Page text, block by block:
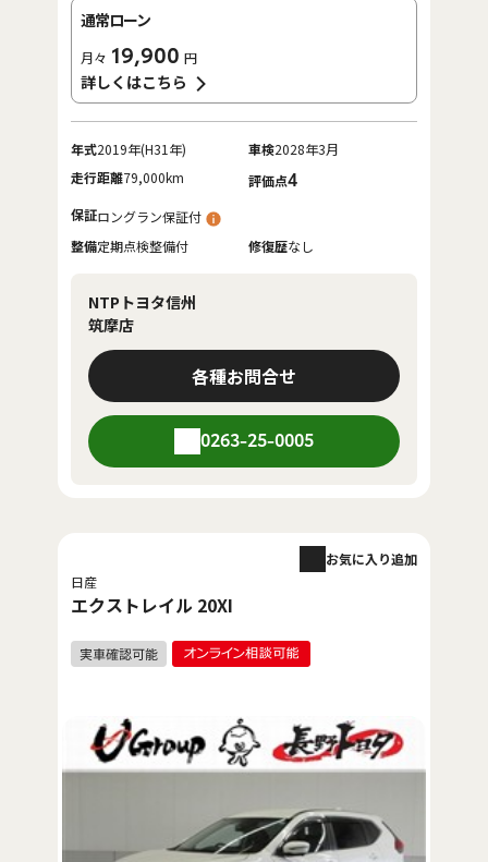
通常ローン
月々 19,900 円
詳しくはこちら
年式2019年(H31年) 車検2028年3月
走行距離79,000km 評価点4
保証ロングラン保証付
整備定期点検整備付 修復歴なし
NTPトヨタ信州
筑摩店
各種お問合せ
0263-25-0005
日産
エクストレイル 20XI
お気に入り追加